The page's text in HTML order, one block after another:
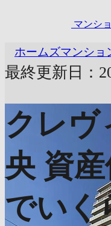
マンシ
ホームズマンショ
最終更新日：
クレヴ
央 資
でいく